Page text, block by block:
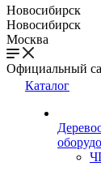
Новосибирск
Новосибирск
Москва
Официальный
Каталог